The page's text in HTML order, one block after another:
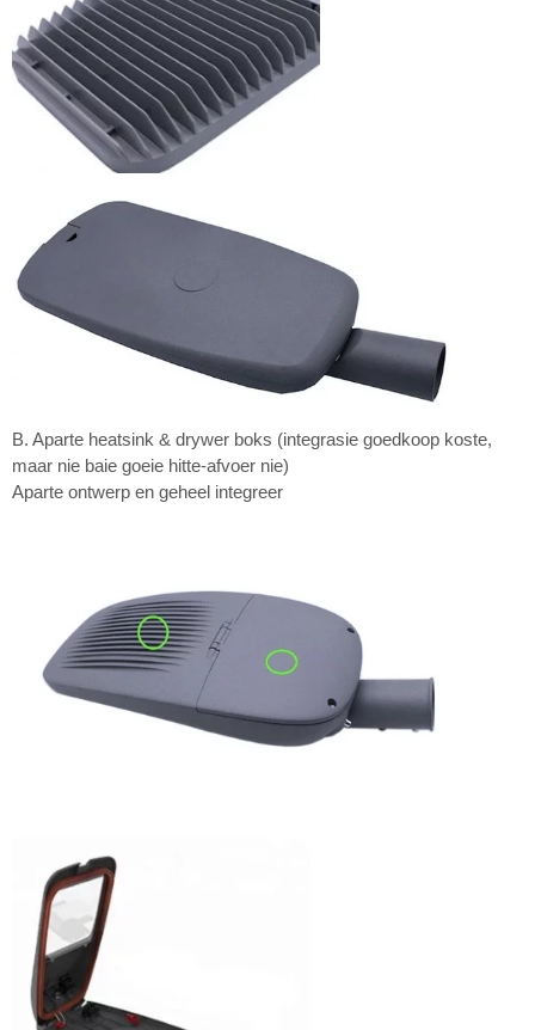
B. Aparte heatsink & drywer boks (integrasie goedkoop koste,
maar nie baie goeie hitte-afvoer nie)
Aparte ontwerp en geheel integreer